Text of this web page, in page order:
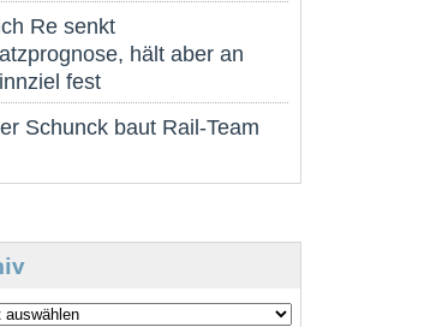
Re senkt
hält aber an
fest
Schunck baut Rail-Team